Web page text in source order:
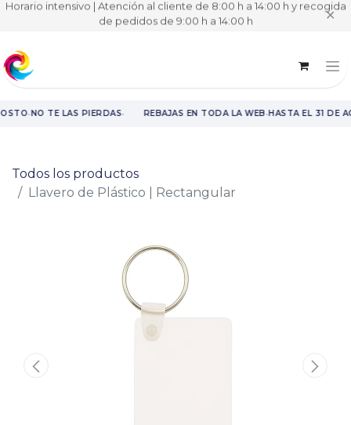
Horario intensivo | Atención al cliente de 8:00 h a 14:00 h y recogida
de pedidos de 9:00 h a 14:00 h ✕
·NO TE LAS PIERDAS· REBAJAS EN TODA LA WEB·HASTA EL 31 DE
Todos los productos
Llavero de Plástico | Rectangular